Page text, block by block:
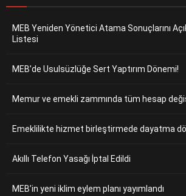
MEB Yeniden Yönetici Atama Sonuçlarını
Listesi
MEB’de Usulsüzlüğe Sert Yaptırım Dönemi!
Memur ve emekli zammında tüm hesap
Emeklilikte hizmet birleştirmede dayatma
Akıllı Telefon Yasağı İptal Edildi
MEB’in yeni iklim eylem planı yayımlandı